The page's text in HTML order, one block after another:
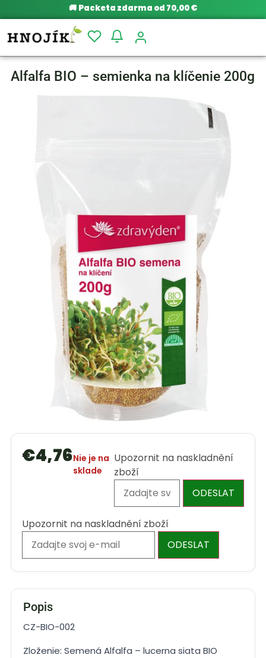
🚚 Packeta zdarma od 70,00 €
Alfalfa BIO – semienka na klíčenie 200g
€4,76Nie je na
sklade
Upozornit na naskladnění
zboží
ODESLAT
Upozornit na naskladnění zboží
ODESLAT
Popis
CZ-BIO-002
Zloženie: Semená Alfalfa – lucerna siata BIO